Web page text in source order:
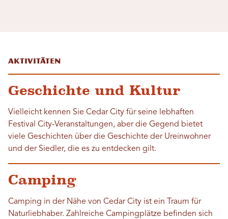
Aktivitäten
Geschichte und Kultur
Vielleicht kennen Sie Cedar City für seine lebhaften
Festival City-Veranstaltungen, aber die Gegend bietet
viele Geschichten über die Geschichte der Ureinwohner
und der Siedler, die es zu entdecken gilt.
Camping
Camping in der Nähe von Cedar City ist ein Traum für
Naturliebhaber. Zahlreiche Campingplätze befinden sich